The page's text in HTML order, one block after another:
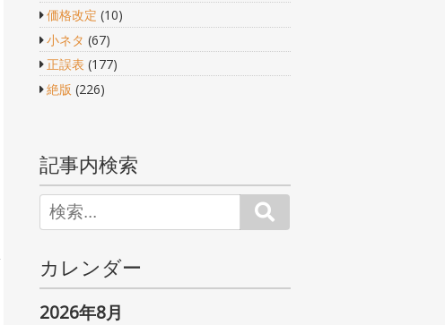
価格改定 (10)
小ネタ (67)
正誤表 (177)
絶版 (226)
記事内検索
カレンダー
2026年8月